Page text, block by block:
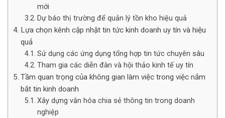
mới
Dự báo thị trường để quản lý tồn kho hiệu quả
Lựa chọn kênh cập nhật tin tức kinh doanh uy tín và hiệu
quả
Sử dụng các ứng dụng tổng hợp tin tức chuyên sâu
Tham gia các diễn đàn và hội thảo kinh tế uy tín
Tầm quan trọng của không gian làm việc trong việc nắm
bắt tin kinh doanh
Xây dựng văn hóa chia sẻ thông tin trong doanh
nghiệp